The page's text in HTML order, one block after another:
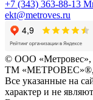
+7 (343) 363-88-13
ekt@metroves.ru
© ООО «Метровес»,
ТМ «МЕТРОВЕС»®,
Все указанные на
характер и не